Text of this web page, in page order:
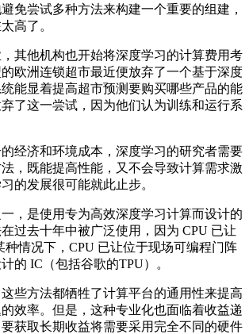
免尝试多种方法来构建一个重要的组建，
高了。
他机构也开始将深度学习的计算费用考
欧洲连锁超市最近便放弃了一个基于深度
能显着提高超市预测要购买哪些产品的能
了这一尝试，因为他们认为训练和运行系
济和环境成本，深度学习的研究者需要
，既能提高性能，又不会导致计算需求激
的发展很可能就此止步。
是使用专为高效深度学习计算而设计的
过去十年中被广泛使用，因为 CPU 已让
种情况下，CPU 已让位于现场可编程门阵
的 IC（包括谷歌的TPU）。
方法都牺牲了计算平台的通用性来提高
效率。但是，这种专业化也面临着收益递
获取长期收益将需要采用完全不同的硬件